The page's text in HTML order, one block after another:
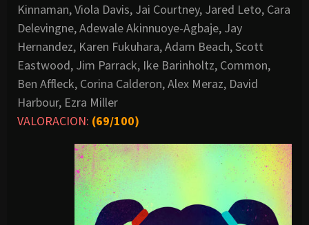
Kinnaman, Viola Davis, Jai Courtney, Jared Leto, Cara
Delevingne, Adewale Akinnuoye-Agbaje, Jay
Hernandez, Karen Fukuhara, Adam Beach, Scott
Eastwood, Jim Parrack, Ike Barinholtz, Common,
Ben Affleck, Corina Calderon, Alex Meraz, David
Harbour, Ezra Miller
VALORACION: (69/100)